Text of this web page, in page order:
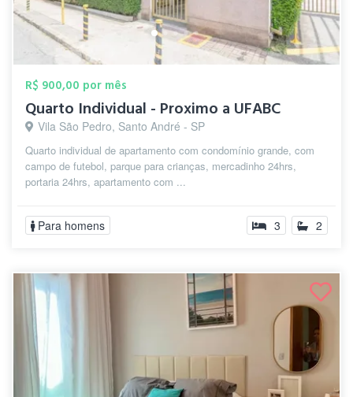
R$ 900,00 por mês
Quarto Individual - Proximo a UFABC
Vila São Pedro, Santo André - SP
Quarto individual de apartamento com condomínio grande, com
campo de futebol, parque para crianças, mercadinho 24hrs,
portaria 24hrs, apartamento com ...
Para homens 3 2